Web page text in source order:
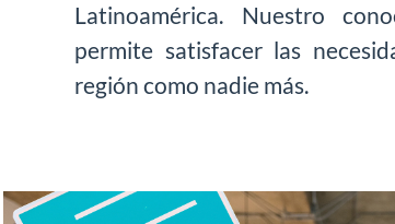
Latinoamérica. Nuestro
permite satisfacer las
región como nadie más.